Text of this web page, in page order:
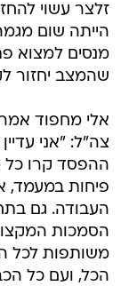
זלצר עשוי
הייתה שום
מנסים למצוא
שהמצב יחזור
אלי מחפוד אמר
צה"ל: "אני
ההפסד קרו כל
פיחות במעמד,
העבודה. גם
הסמכות
משותפות לכל
הכל, ועם כל